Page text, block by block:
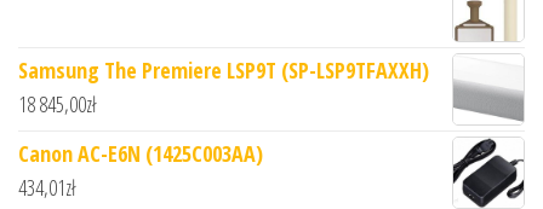
Samsung The Premiere LSP9T (SP-LSP9TFAXXH)
18 845,00zł
Canon AC-E6N (1425C003AA)
434,01zł